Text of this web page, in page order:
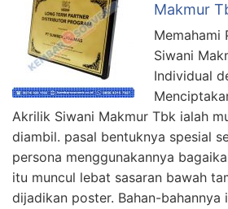
Makmur
Memahami
Siwani
Individual
Akrilik Siwani Makmur Tbk ialah
diambil. pasal bentuknya spesial
persona menggunakannya
itu muncul lebat sasaran bawah
dijadikan poster. Bahan-bahannya